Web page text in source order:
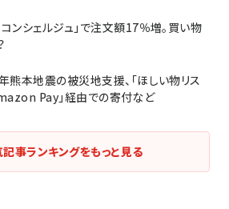
ンシェルジュ」で注文額17％増。買い物
本地震の被災地支援、「ほしい物リス
Pay」経由での寄付など
事ランキングをもっと見る